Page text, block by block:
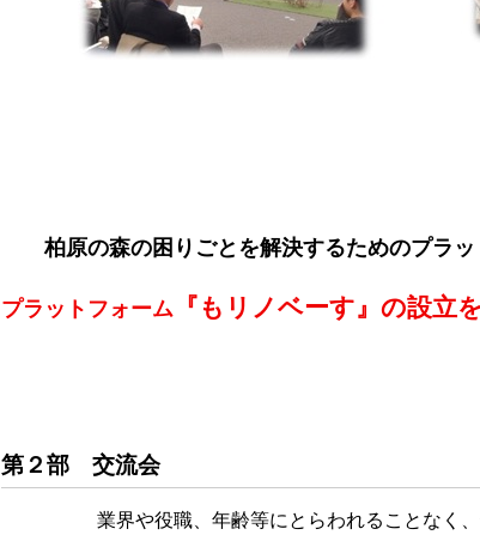
柏原の森の困りごとを解決するためのプラッ
プラットフォーム 『もリノベーす』の設立
第２部 交流会
業界や役職、年齢等にとらわれることなく、普